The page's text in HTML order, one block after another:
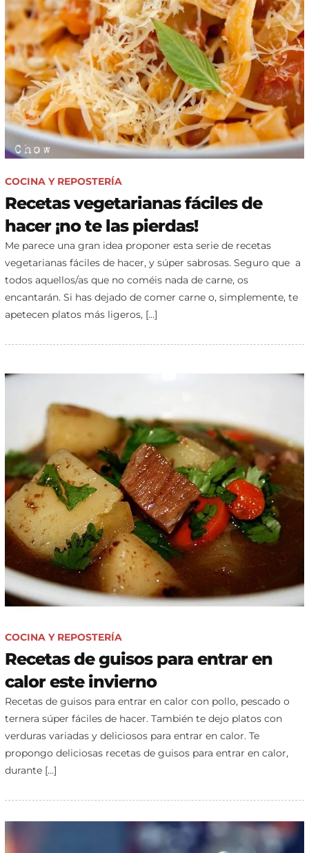
COCINA Y REPOSTERÍA
Recetas vegetarianas fáciles de
hacer ¡no te las pierdas!
Me parece una gran idea proponer esta serie de recetas
vegetarianas fáciles de hacer, y súper sabrosas. Seguro que a
todos aquellos/as que no coméis nada de carne, os
encantarán. Si has dejado de comer carne o, simplemente, te
apetecen platos más ligeros, […]
COCINA Y REPOSTERÍA
Recetas de guisos para entrar en
calor este invierno
Recetas de guisos para entrar en calor con pollo, pescado o
ternera súper fáciles de hacer. También te dejo platos con
verduras variadas y deliciosos para entrar en calor. Te
propongo deliciosas recetas de guisos para entrar en calor,
durante […]